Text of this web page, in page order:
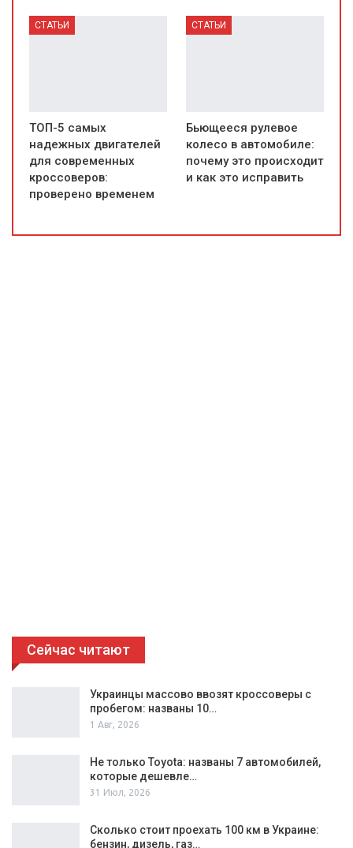
СТАТЬИ
ТОП-5 самых
надежных двигателей
для современных
кроссоверов:
проверено временем
СТАТЬИ
Бьющееся рулевое
колесо в автомобиле:
почему это происходит
и как это исправить
Сейчас читают
Украинцы массово ввозят кроссоверы с
пробегом: названы 10…
1 Авг, 2026
Не только Toyota: названы 7 автомобилей,
которые дешевле…
31 Июл, 2026
Сколько стоит проехать 100 км в Украине:
бензин, дизель, газ…